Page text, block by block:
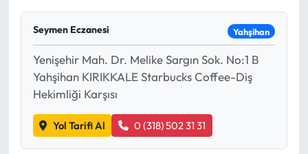
Seymen Eczanesi Yahşihan
Yenişehir Mah. Dr. Melike Sargın Sok. No:1 B
Yahşihan KIRIKKALE Starbucks Coffee-Diş
Hekimliği Karşısı
Yol Tarifi Al 0 (318) 502 31 31